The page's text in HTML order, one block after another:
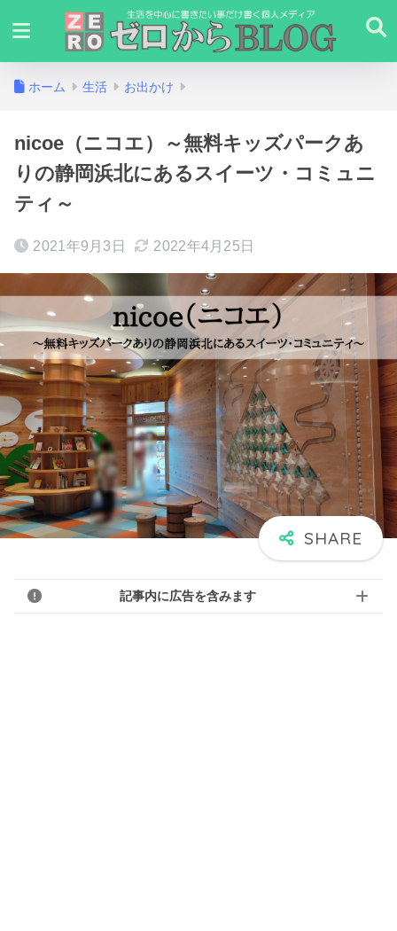
ホーム 生活 お出かけ
nicoe（ニコエ）～無料キッズパークあ
りの静岡浜北にあるスイーツ・コミュニ
ティ～
2021年9月3日 2022年4月25日
記事内に広告を含みます